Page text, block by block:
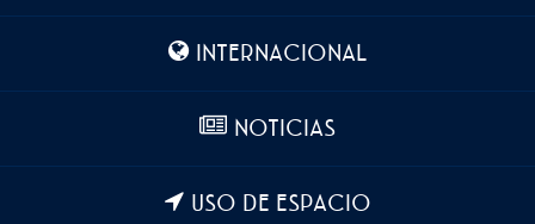
INTERNACIONAL
NOTICIAS
USO DE ESPACIO